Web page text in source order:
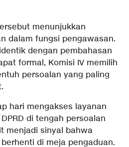
menunjukkan
dalam fungsi pengawasan.
dengan pembahasan
formal, Komisi IV memilih
persoalan yang paling
hari mengakses layanan
di tengah persoalan
menjadi sinyal bahwa
di meja pengaduan.